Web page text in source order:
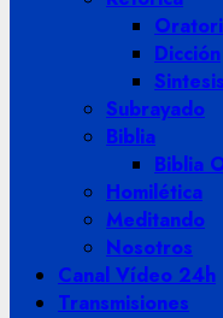
Dicción
Subrayado
Biblia
Biblia
Homilética
Meditando
Nosotros
Canal Vídeo 24h
Transmisiones